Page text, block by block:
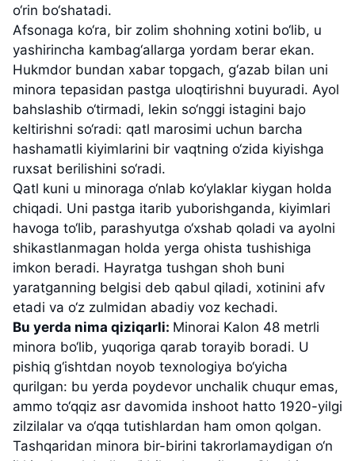
o‘rin bo‘shatadi.
Afsonaga ko‘ra, bir zolim shohning xotini bo‘lib, u
yashirincha kambag‘allarga yordam berar ekan.
Hukmdor bundan xabar topgach, g‘azab bilan uni
minora tepasidan pastga uloqtirishni buyuradi. Ayol
bahslashib o‘tirmadi, lekin so‘nggi istagini bajo
keltirishni so‘radi: qatl marosimi uchun barcha
hashamatli kiyimlarini bir vaqtning o‘zida kiyishga
ruxsat berilishini so‘radi.
Qatl kuni u minoraga o‘nlab ko‘ylaklar kiygan holda
chiqadi. Uni pastga itarib yuborishganda, kiyimlari
havoga to‘lib, parashyutga o‘xshab qoladi va ayolni
shikastlanmagan holda yerga ohista tushishiga
imkon beradi. Hayratga tushgan shoh buni
yaratganning belgisi deb qabul qiladi, xotinini afv
etadi va o‘z zulmidan abadiy voz kechadi.
Bu yerda nima qiziqarli: Minorai Kalon 48 metrli
minora bo‘lib, yuqoriga qarab torayib boradi. U
pishiq g‘ishtdan noyob texnologiya bo‘yicha
qurilgan: bu yerda poydevor unchalik chuqur emas,
ammo to‘qqiz asr davomida inshoot hatto 1920-yilgi
zilzilalar va o‘qqa tutishlardan ham omon qolgan.
Tashqaridan minora bir-birini takrorlamaydigan o‘n